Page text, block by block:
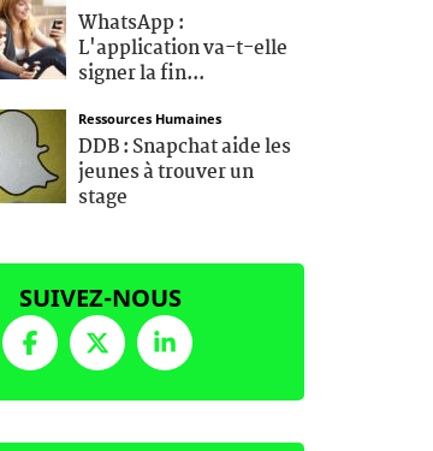
WhatsApp :
L'application va-t-elle
signer la fin...
Ressources Humaines
DDB : Snapchat aide les
jeunes à trouver un
stage
SUIVEZ-NOUS